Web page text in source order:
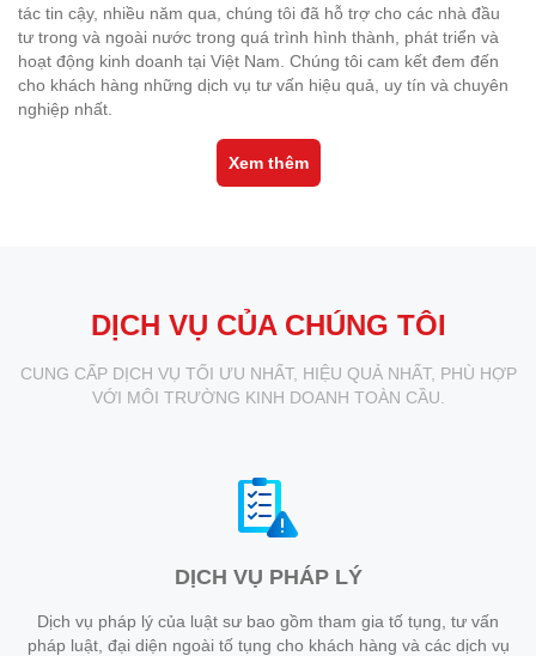
tác tin cậy, nhiều năm qua, chúng tôi đã hỗ trợ cho các nhà đầu
tư trong và ngoài nước trong quá trình hình thành, phát triển và
hoạt động kinh doanh tại Việt Nam. Chúng tôi cam kết đem đến
cho khách hàng những dịch vụ tư vấn hiệu quả, uy tín và chuyên
nghiệp nhất.
Xem thêm
DỊCH VỤ CỦA CHÚNG TÔI
CUNG CẤP DỊCH VỤ TỐI ƯU NHẤT, HIỆU QUẢ NHẤT, PHÙ HỢP
VỚI MÔI TRƯỜNG KINH DOANH TOÀN CẦU.
DỊCH VỤ PHÁP LÝ
Dịch vụ pháp lý của luật sư bao gồm tham gia tố tụng, tư vấn
pháp luật, đại diện ngoài tố tụng cho khách hàng và các dịch vụ